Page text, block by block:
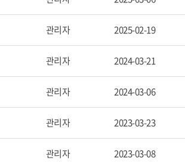
관리자 2025-02-19
관리자 2024-03-21
관리자 2024-03-06
관리자 2023-03-23
관리자 2023-03-08